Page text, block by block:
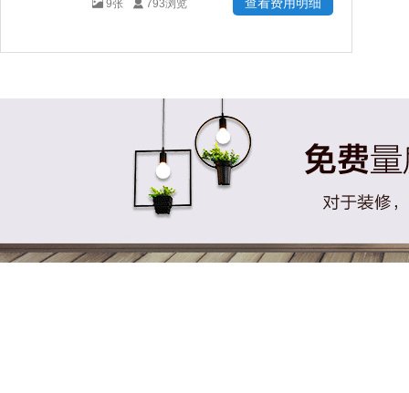
9张 793浏览 查看费用明细